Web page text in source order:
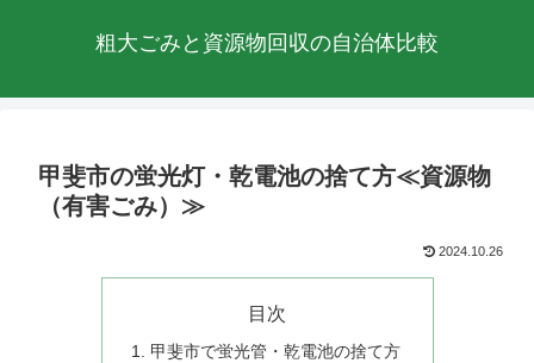
粗大ごみと資源物回収の自治体比較
甲斐市の蛍光灯・乾電池の捨て方≪資源物
（有害ごみ）≫
2024.10.26
目次
甲斐市で蛍光管・乾電池の捨て方